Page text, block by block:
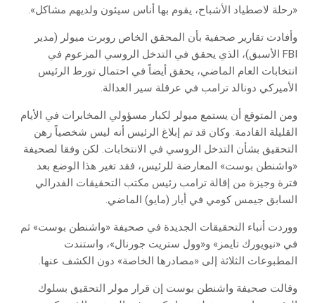
«رحلة لاصطياد الأشباح، يقوم بها أناس سيئون ولديهم مشاكل».
وأفادت تقارير صحفية بأن المحقق الخاص روبرت ميولر (مدير
FBI الأسبق)، الذي يحقق في التدخل الروسي المزعوم في
انتخابات العام الماضي، يحقق أيضاً في احتمال تورط الرئيس
الأميركي دونالد ترامب في عرقلة سير العدالة.
ومن المتوقع أن يستمع ميولر لكبار مسؤولي المخابرات في الأيام
القليلة القادمة. وكان قد تم إبلاغ الرئيس أنه ليس شخصياً رهن
التحقيق بشأن التدخل الروسي في الانتخابات. لكن وفقا لصحيفة
«واشنطن بوست» المعارضة للرئيس، فقد تغير هذا الوضع بعد
فترة وجيزة من إقالة ترامب رئيس مكتب التحقيقات الفدرالي
السابق جيمس كومي في أيار (مايو) الماضي.
ووردت أنباء التحقيقات الجديدة في صحيفة «واشنطن بوست» ثم
في «نيويورك تايمز» و«وول ستريت جورنال»، واستندت
المطبوعات الثلاثة إلى «مصادرها الخاصة» دون الكشف عنها.
وقالت صحيفة واشنطن بوست إن قرار مولر التحقيق بسلوك